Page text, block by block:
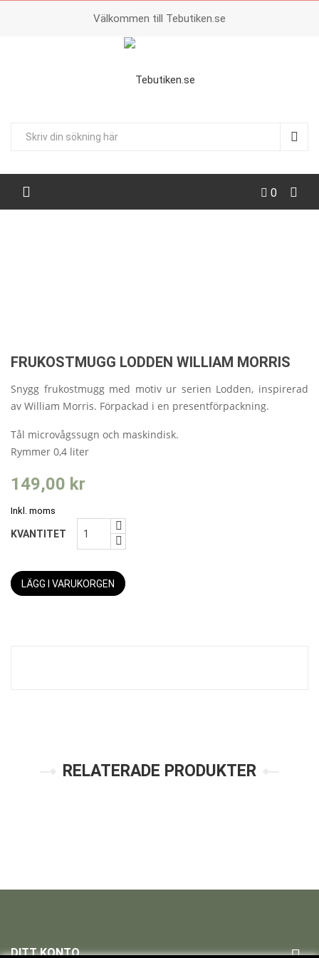
Välkommen till Tebutiken.se
0
FRUKOSTMUGG LODDEN WILLIAM MORRIS
Snygg frukostmugg med motiv ur serien Lodden, inspirerad
av William Morris. Förpackad i en presentförpackning.
Tål microvågssugn och maskindisk.
Rymmer 0,4 liter
149,00 kr
Inkl. moms
KVANTITET
LÄGG I VARUKORGEN
RELATERADE PRODUKTER
DITT KONTO